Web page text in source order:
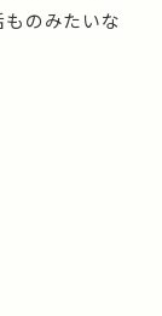
のみたいな